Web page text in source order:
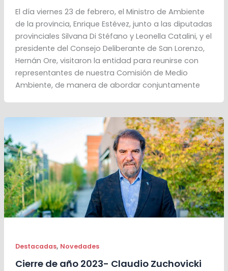
El día viernes 23 de febrero, el Ministro de Ambiente
de la provincia, Enrique Estévez, junto a las diputadas
provinciales Silvana Di Stéfano y Leonella Catalini, y el
presidente del Consejo Deliberante de San Lorenzo,
Hernán Ore, visitaron la entidad para reunirse con
representantes de nuestra Comisión de Medio
Ambiente, de manera de abordar conjuntamente
Destacadas, Novedades
Cierre de año 2023- Claudio Zuchovicki